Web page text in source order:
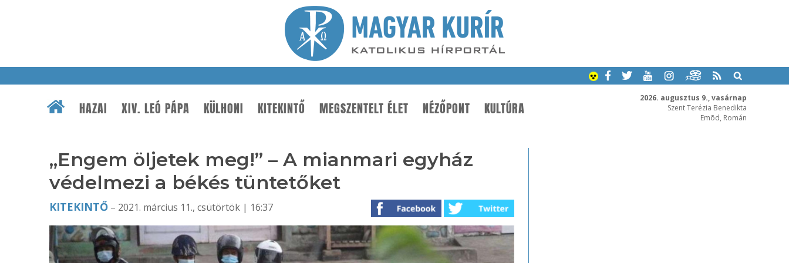
2026. augusztus 9., vasárnap
Szent Terézia Benedikta
Emõd, Román
HAZAI XIV. LEÓ PÁPA KÜLHONI KITEKINTŐ MEGSZENTELT ÉLET NÉZŐPONT KULTÚRA
„Engem öljetek meg!” – A mianmari egyház
védelmezi a békés tüntetőket
KITEKINTŐ – 2021. március 11., csütörtök | 16:37